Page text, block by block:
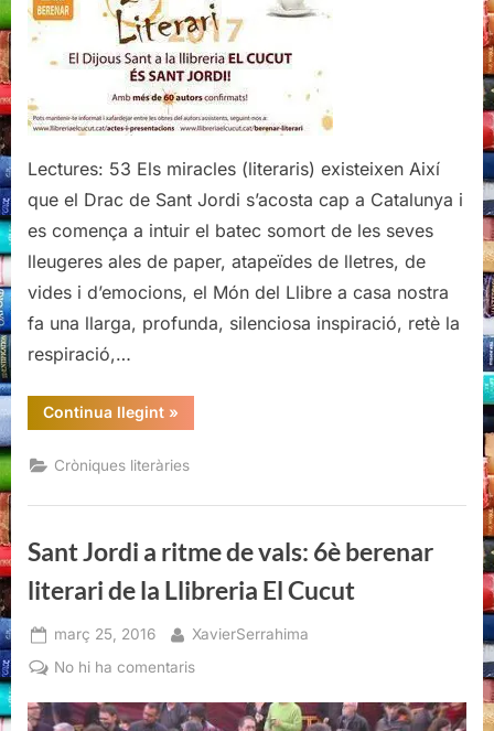
Lectures: 53 Els miracles (literaris) existeixen Així
que el Drac de Sant Jordi s’acosta cap a Catalunya i
es comença a intuir el batec somort de les seves
lleugeres ales de paper, atapeïdes de lletres, de
vides i d’emocions, el Món del Llibre a casa nostra
fa una llarga, profunda, silenciosa inspiració, retè la
respiració,…
Continua llegint“El
Berenar
(de
la
El
»
Cròniques literàries
Sant Jordi a ritme de vals: 6è berenar
literari de la Llibreria El Cucut
Posted
on
març 25, 2016 By
XavierSerrahima
No hi ha comentarisa
Jordi